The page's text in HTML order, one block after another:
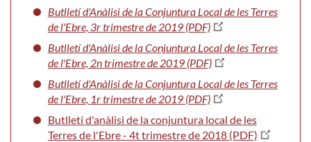
Butlletí d'Anàlisi de la Conjuntura Local de les Terres
de l'Ebre, 3r trimestre de 2019 (PDF)
Butlletí d'Anàlisi de la Conjuntura Local de les Terres
de l'Ebre, 2n trimestre de 2019 (PDF)
Butlletí d'Anàlisi de la Conjuntura Local de les Terres
de l'Ebre, 1r trimestre de 2019 (PDF)
Butlletí d'anàlisi de la conjuntura local de les
Terres de l'Ebre - 4t trimestre de 2018 (PDF)